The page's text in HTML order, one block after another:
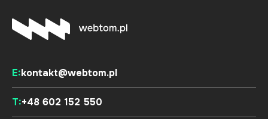
E:kontakt@webtom.pl
T:+48 602 152 550